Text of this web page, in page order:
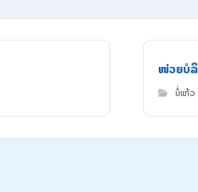
ໜ່ວຍບໍລິ
ບໍ່ແກ້ວ